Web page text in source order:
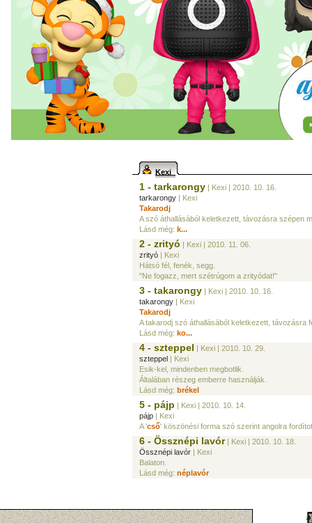
Kexi
1 - tarkarongy | Kexi | 2010. 10. 16.
tarkarongy | Kexi
Takarodj
A szó áthallásából keletkezett, távozásra szépen
Lásd még: k...
2 - zrityó | Kexi | 2010. 11. 06.
zrityó | Kexi
Hátsó fél, fenék, segg.
"Ne fogazz, mert szétrúgom a zrityódat!"
3 - takarongy | Kexi | 2010. 10. 16.
takarongy | Kexi
Takarodj
A takarodj szó áthallásából keletkezett, távozásra
Lásd még: ko...
4 - szteppel | Kexi | 2010. 10. 29.
szteppel | Kexi
Esik-kel, mindenben megbotlik.
Általában részeg emberre használják.
Lásd még: brékel
5 - pájp | Kexi | 2010. 10. 14.
pájp | Kexi
A 'cső' köszönési forma szó szerint angolra
6 - Össznépi lavór| Kexi | 2010. 10. 18.
Össznépi lavór | Kexi
Balaton.
Lásd még: néplavór